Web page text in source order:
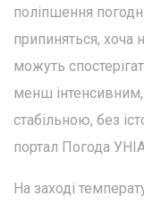
поліпшення
припиняться, хоча
можуть
менш інтенсивним,
стабільною, без
портал Погода
На заході